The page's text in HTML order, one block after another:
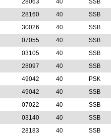
28063 40 SSB
28160 40 SSB
30026 40 SSB
07055 40 SSB
03105 40 SSB
28097 40 SSB
49042 40 PSK
49042 40 SSB
07022 40 SSB
03140 40 SSB
28183 40 SSB